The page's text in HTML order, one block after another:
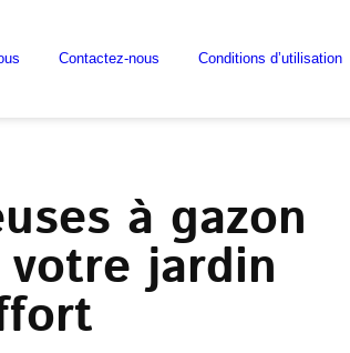
Contactez-nous Conditions d’utilisation
à gazon
jardin